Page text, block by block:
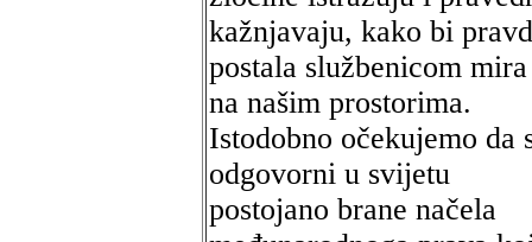
kažnjavaju, kako bi
postala službenicom mira
na našim prostorima.
Istodobno očekujemo da
odgovorni u svijetu
postojano brane načela